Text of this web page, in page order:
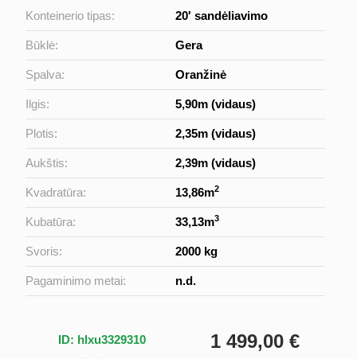
Konteinerio tipas: 20' sandėliavimo
Būklė: Gera
Spalva: Oranžinė
Ilgis: 5,90m (vidaus)
Plotis: 2,35m (vidaus)
Aukštis: 2,39m (vidaus)
Kvadratūra: 13,86m2
Kubatūra: 33,13m3
Svoris: 2000 kg
Pagaminimo metai: n.d.
ID: hlxu3329310
1 499,00 €